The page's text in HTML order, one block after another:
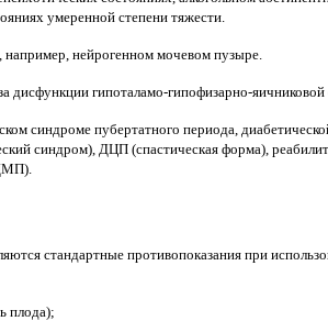
умеренной степени тяжести.
нейрогенном мочевом пузыре.
дисфункции гипоталамо-гипофизарно-яичниковой
синдроме пубертатного периода,
синдром), ДЦП (спастическая форма),
стандартные противопоказания при
плода);